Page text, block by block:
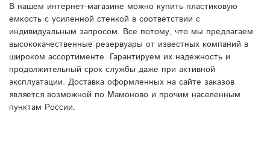
В нашем интернет-магазине можно купить пластиковую
емкость с усиленной стенкой в соответствии с
индивидуальным запросом. Все потому, что мы предлагаем
высококачественные резервуары от известных компаний в
широком ассортименте. Гарантируем их надежность и
продолжительный срок службы даже при активной
эксплуатации. Доставка оформленных на сайте заказов
является возможной по Мамоново и прочим населенным
пунктам России.